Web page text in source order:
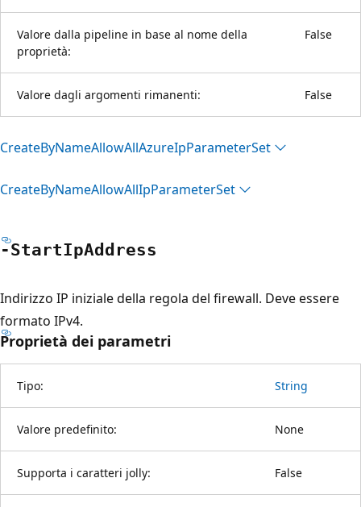
Valore dalla pipeline in base al nome della
proprietà:
False
Valore dagli argomenti rimanenti: False
CreateByNameAllowAllAzureIpParameterSet
CreateByNameAllowAllIpParameterSet
-StartIpAddress
Indirizzo IP iniziale della regola del firewall. Deve essere
formato IPv4.
Proprietà dei parametri
Tipo: String
Valore predefinito: None
Supporta i caratteri jolly: False